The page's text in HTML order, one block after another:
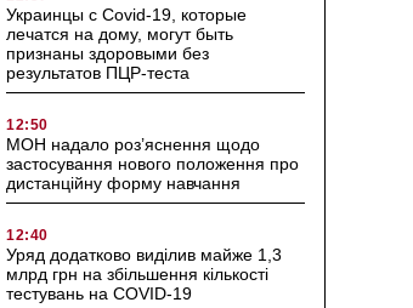
Украинцы с Covid-19, которые
лечатся на дому, могут быть
признаны здоровыми без
результатов ПЦР-теста
12:50
МОН надало роз’яснення щодо
застосування нового положення про
дистанційну форму навчання
12:40
Уряд додатково виділив майже 1,3
млрд грн на збільшення кількості
тестувань на COVID-19